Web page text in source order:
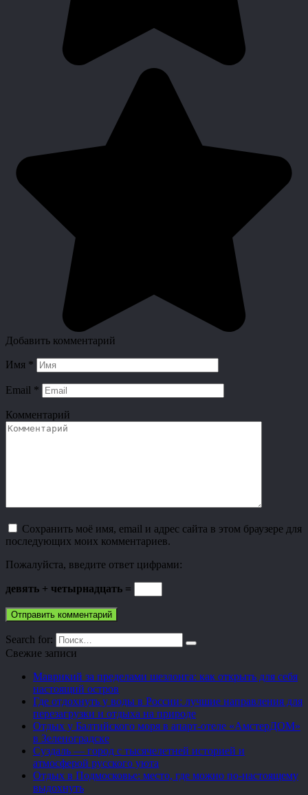
Добавить комментарий
Имя *
Email *
Комментарий
Сохранить моё имя, email и адрес сайта в этом браузере для
последующих моих комментариев.
Пожалуйста, введите ответ цифрами:
девять + четырнадцать =
Search for:
Свежие записи
Маврикий за пределами шезлонга: как открыть для себя
настоящий остров
Где отдохнуть у воды в России: лучшие направления для
перезагрузки и отдыха на природе
Отдых у Балтийского моря в апарт-отеле «АмстерДОМ»
в Зеленоградске
Суздаль — город с тысячелетней историей и
атмосферой русского уюта
Отдых в Подмосковье: место, где можно по-настоящему
выдохнуть